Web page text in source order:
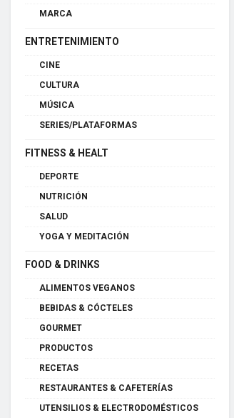
MARCA
ENTRETENIMIENTO
CINE
CULTURA
MÚSICA
SERIES/PLATAFORMAS
FITNESS & HEALT
DEPORTE
NUTRICIÓN
SALUD
YOGA Y MEDITACIÓN
FOOD & DRINKS
ALIMENTOS VEGANOS
BEBIDAS & CÓCTELES
GOURMET
PRODUCTOS
RECETAS
RESTAURANTES & CAFETERÍAS
UTENSILIOS & ELECTRODOMÉSTICOS